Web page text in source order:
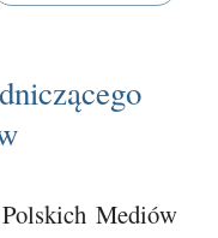
Mediów